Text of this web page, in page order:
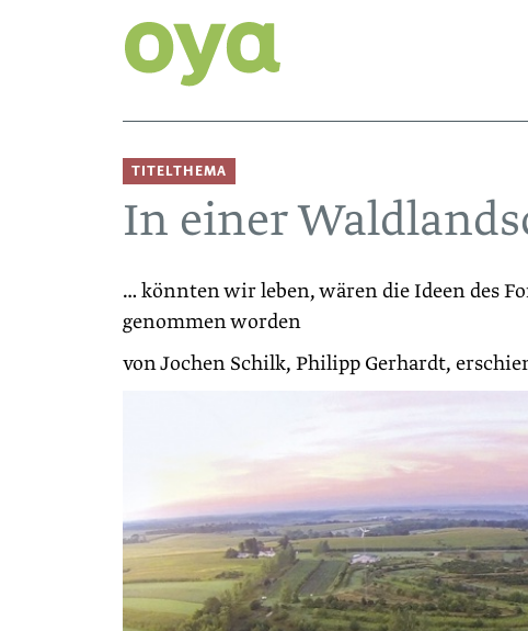
TITELTHEMA
In einer
… könnten wir leben, wären die Ideen des
genommen worden
von Jochen Schilk, Philipp Gerhardt,